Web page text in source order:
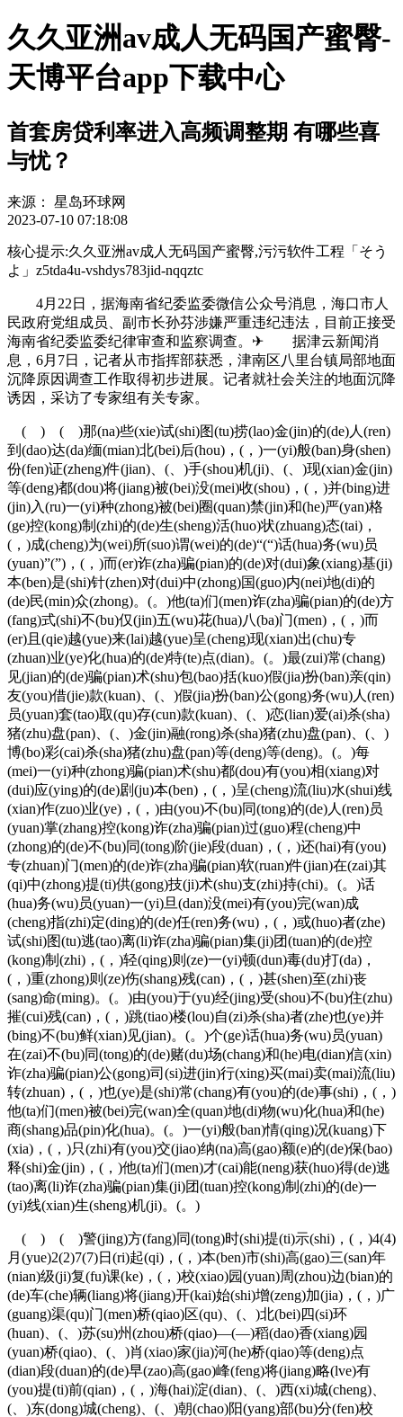
久久亚洲av成人无码国产蜜臀-
天博平台app下载中心
首套房贷利率进入高频调整期 有哪些喜
与忧？
来源：
星岛环球网
2023-07-10 07:18:08
核心提示:久久亚洲av成人无码国产蜜臀,污污软件工程「そう
よ」z5tda4u-vshdys783jid-nqqztc
4月22日，据海南省纪委监委微信公众号消息，海口市人
民政府党组成员、副市长孙芬涉嫌严重违纪违法，目前正接受
海南省纪委监委纪律审查和监察调查。✈ 据津云新闻消
息，6月7日，记者从市指挥部获悉，津南区八里台镇局部地面
沉降原因调查工作取得初步进展。记者就社会关注的地面沉降
诱因，采访了专家组有关专家。
( ) ( )那(na)些(xie)试(shi)图(tu)捞(lao)金(jin)的(de)人(ren)
到(dao)达(da)缅(mian)北(bei)后(hou)，(，)一(yi)般(ban)身(shen)
份(fen)证(zheng)件(jian)、(、)手(shou)机(ji)、(、)现(xian)金(jin)
等(deng)都(dou)将(jiang)被(bei)没(mei)收(shou)，(，)并(bing)进
(jin)入(ru)一(yi)种(zhong)被(bei)圈(quan)禁(jin)和(he)严(yan)格
(ge)控(kong)制(zhi)的(de)生(sheng)活(huo)状(zhuang)态(tai)，
(，)成(cheng)为(wei)所(suo)谓(wei)的(de)“(“)话(hua)务(wu)员
(yuan)”(”)，(，)而(er)诈(zha)骗(pian)的(de)对(dui)象(xiang)基(ji)
本(ben)是(shi)针(zhen)对(dui)中(zhong)国(guo)内(nei)地(di)的
(de)民(min)众(zhong)。(。)他(ta)们(men)诈(zha)骗(pian)的(de)方
(fang)式(shi)不(bu)仅(jin)五(wu)花(hua)八(ba)门(men)，(，)而
(er)且(qie)越(yue)来(lai)越(yue)呈(cheng)现(xian)出(chu)专
(zhuan)业(ye)化(hua)的(de)特(te)点(dian)。(。)最(zui)常(chang)
见(jian)的(de)骗(pian)术(shu)包(bao)括(kuo)假(jia)扮(ban)亲(qin)
友(you)借(jie)款(kuan)、(、)假(jia)扮(ban)公(gong)务(wu)人(ren)
员(yuan)套(tao)取(qu)存(cun)款(kuan)、(、)恋(lian)爱(ai)杀(sha)
猪(zhu)盘(pan)、(、)金(jin)融(rong)杀(sha)猪(zhu)盘(pan)、(、)
博(bo)彩(cai)杀(sha)猪(zhu)盘(pan)等(deng)等(deng)。(。)每
(mei)一(yi)种(zhong)骗(pian)术(shu)都(dou)有(you)相(xiang)对
(dui)应(ying)的(de)剧(ju)本(ben)，(，)呈(cheng)流(liu)水(shui)线
(xian)作(zuo)业(ye)，(，)由(you)不(bu)同(tong)的(de)人(ren)员
(yuan)掌(zhang)控(kong)诈(zha)骗(pian)过(guo)程(cheng)中
(zhong)的(de)不(bu)同(tong)阶(jie)段(duan)，(，)还(hai)有(you)
专(zhuan)门(men)的(de)诈(zha)骗(pian)软(ruan)件(jian)在(zai)其
(qi)中(zhong)提(ti)供(gong)技(ji)术(shu)支(zhi)持(chi)。(。)话
(hua)务(wu)员(yuan)一(yi)旦(dan)没(mei)有(you)完(wan)成
(cheng)指(zhi)定(ding)的(de)任(ren)务(wu)，(，)或(huo)者(zhe)
试(shi)图(tu)逃(tao)离(li)诈(zha)骗(pian)集(ji)团(tuan)的(de)控
(kong)制(zhi)，(，)轻(qing)则(ze)一(yi)顿(dun)毒(du)打(da)，
(，)重(zhong)则(ze)伤(shang)残(can)，(，)甚(shen)至(zhi)丧
(sang)命(ming)。(。)由(you)于(yu)经(jing)受(shou)不(bu)住(zhu)
摧(cui)残(can)，(，)跳(tiao)楼(lou)自(zi)杀(sha)者(zhe)也(ye)并
(bing)不(bu)鲜(xian)见(jian)。(。)个(ge)话(hua)务(wu)员(yuan)
在(zai)不(bu)同(tong)的(de)赌(du)场(chang)和(he)电(dian)信(xin)
诈(zha)骗(pian)公(gong)司(si)进(jin)行(xing)买(mai)卖(mai)流(liu)
转(zhuan)，(，)也(ye)是(shi)常(chang)有(you)的(de)事(shi)，(，)
他(ta)们(men)被(bei)完(wan)全(quan)地(di)物(wu)化(hua)和(he)
商(shang)品(pin)化(hua)。(。)一(yi)般(ban)情(qing)况(kuang)下
(xia)，(，)只(zhi)有(you)交(jiao)纳(na)高(gao)额(e)的(de)保(bao)
释(shi)金(jin)，(，)他(ta)们(men)才(cai)能(neng)获(huo)得(de)逃
(tao)离(li)诈(zha)骗(pian)集(ji)团(tuan)控(kong)制(zhi)的(de)一
(yi)线(xian)生(sheng)机(ji)。(。)
( ) ( )警(jing)方(fang)同(tong)时(shi)提(ti)示(shi)，(，)4(4)
月(yue)2(2)7(7)日(ri)起(qi)，(，)本(ben)市(shi)高(gao)三(san)年
(nian)级(ji)复(fu)课(ke)，(，)校(xiao)园(yuan)周(zhou)边(bian)的
(de)车(che)辆(liang)将(jiang)开(kai)始(shi)增(zeng)加(jia)，(，)广
(guang)渠(qu)门(men)桥(qiao)区(qu)、(、)北(bei)四(si)环
(huan)、(、)苏(su)州(zhou)桥(qiao)—(—)稻(dao)香(xiang)园
(yuan)桥(qiao)、(、)肖(xiao)家(jia)河(he)桥(qiao)等(deng)点
(dian)段(duan)的(de)早(zao)高(gao)峰(feng)将(jiang)略(lve)有
(you)提(ti)前(qian)，(，)海(hai)淀(dian)、(、)西(xi)城(cheng)、
(、)东(dong)城(cheng)、(、)朝(chao)阳(yang)部(bu)分(fen)校